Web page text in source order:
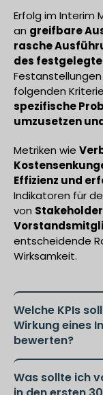
Erfolg im Interim
an greifbare
rasche
des
folgenden
spezifische
umzusetzen
Metriken wie
Effizienz und
Indikatoren für
von
entscheidende
Wirksamkeit.
Welche KPIs
Wirkung eines
bewerten?
Was sollte ich